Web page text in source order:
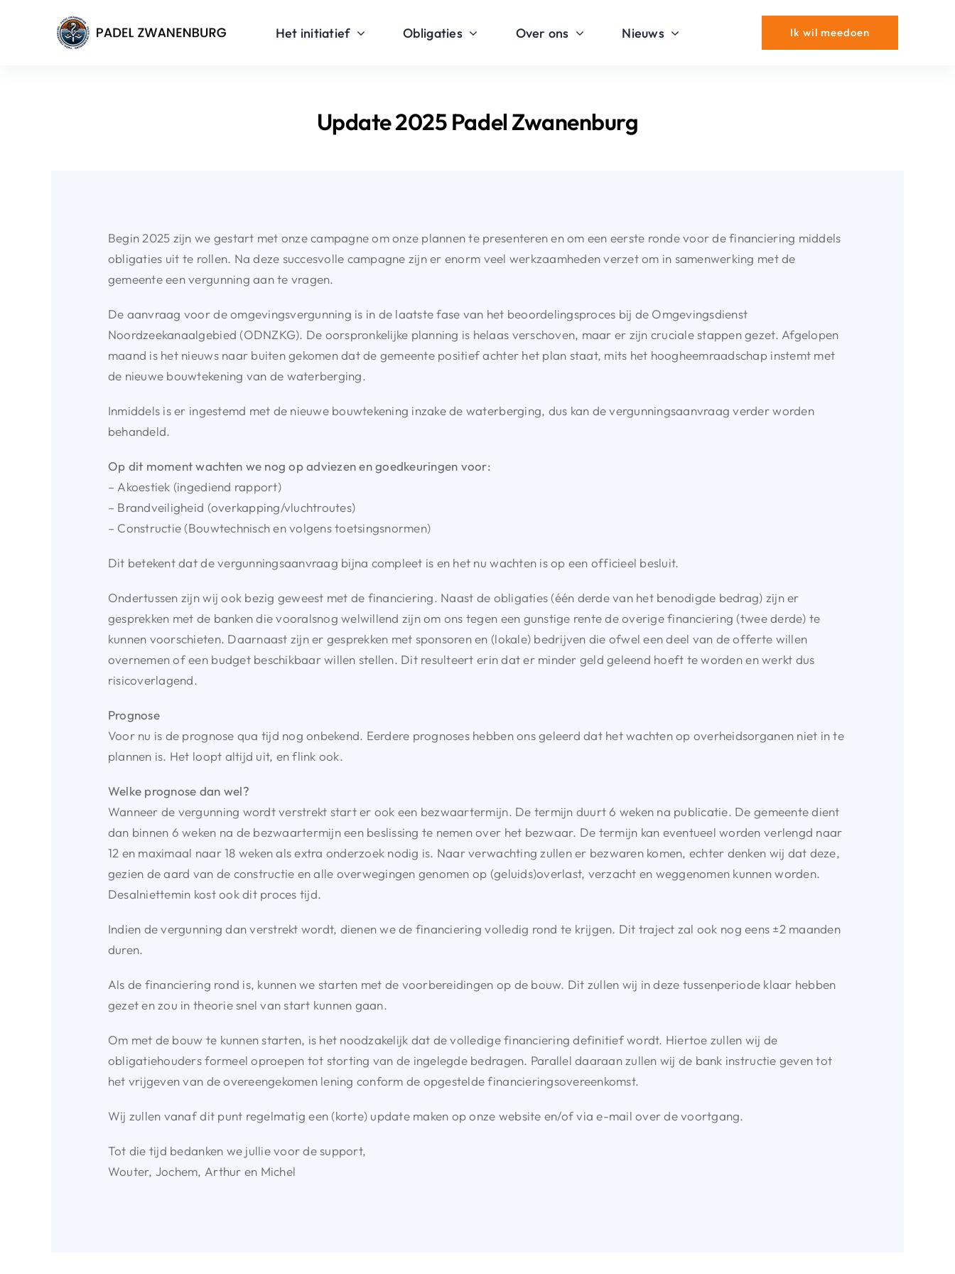
Het initiatief Obligaties Over ons Nieuws Ik wil meedoen
Update 2025 Padel Zwanenburg
Begin 2025 zijn we gestart met onze campagne om onze plannen te presenteren en om een eerste ronde voor de financiering middels
obligaties uit te rollen. Na deze succesvolle campagne zijn er enorm veel werkzaamheden verzet om in samenwerking met de
gemeente een vergunning aan te vragen.
De aanvraag voor de omgevingsvergunning is in de laatste fase van het beoordelingsproces bij de Omgevingsdienst
Noordzeekanaalgebied (ODNZKG). De oorspronkelijke planning is helaas verschoven, maar er zijn cruciale stappen gezet. Afgelopen
maand is het nieuws naar buiten gekomen dat de gemeente positief achter het plan staat, mits het hoogheemraadschap instemt met
de nieuwe bouwtekening van de waterberging.
Inmiddels is er ingestemd met de nieuwe bouwtekening inzake de waterberging, dus kan de vergunningsaanvraag verder worden
behandeld.
Op dit moment wachten we nog op adviezen en goedkeuringen voor:
– Akoestiek (ingediend rapport)
– Brandveiligheid (overkapping/vluchtroutes)
– Constructie (Bouwtechnisch en volgens toetsingsnormen)
Dit betekent dat de vergunningsaanvraag bijna compleet is en het nu wachten is op een officieel besluit.
Ondertussen zijn wij ook bezig geweest met de financiering. Naast de obligaties (één derde van het benodigde bedrag) zijn er
gesprekken met de banken die vooralsnog welwillend zijn om ons tegen een gunstige rente de overige financiering (twee derde) te
kunnen voorschieten. Daarnaast zijn er gesprekken met sponsoren en (lokale) bedrijven die ofwel een deel van de offerte willen
overnemen of een budget beschikbaar willen stellen. Dit resulteert erin dat er minder geld geleend hoeft te worden en werkt dus
risicoverlagend.
Prognose
Voor nu is de prognose qua tijd nog onbekend. Eerdere prognoses hebben ons geleerd dat het wachten op overheidsorganen niet in te
plannen is. Het loopt altijd uit, en flink ook.
Welke prognose dan wel?
Wanneer de vergunning wordt verstrekt start er ook een bezwaartermijn. De termijn duurt 6 weken na publicatie. De gemeente dient
dan binnen 6 weken na de bezwaartermijn een beslissing te nemen over het bezwaar. De termijn kan eventueel worden verlengd naar
12 en maximaal naar 18 weken als extra onderzoek nodig is. Naar verwachting zullen er bezwaren komen, echter denken wij dat deze,
gezien de aard van de constructie en alle overwegingen genomen op (geluids)overlast, verzacht en weggenomen kunnen worden.
Desalniettemin kost ook dit proces tijd.
Indien de vergunning dan verstrekt wordt, dienen we de financiering volledig rond te krijgen. Dit traject zal ook nog eens ±2 maanden
duren.
Als de financiering rond is, kunnen we starten met de voorbereidingen op de bouw. Dit zullen wij in deze tussenperiode klaar hebben
gezet en zou in theorie snel van start kunnen gaan.
Om met de bouw te kunnen starten, is het noodzakelijk dat de volledige financiering definitief wordt. Hiertoe zullen wij de
obligatiehouders formeel oproepen tot storting van de ingelegde bedragen. Parallel daaraan zullen wij de bank instructie geven tot
het vrijgeven van de overeengekomen lening conform de opgestelde financieringsovereenkomst.
Wij zullen vanaf dit punt regelmatig een (korte) update maken op onze website en/of via e-mail over de voortgang.
Tot die tijd bedanken we jullie voor de support,
Wouter, Jochem, Arthur en Michel